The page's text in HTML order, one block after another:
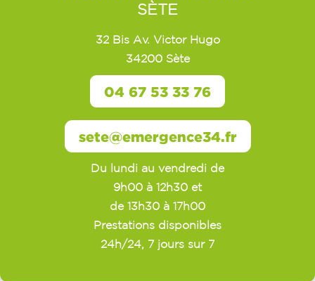
SÈTE
32 Bis Av. Victor Hugo
34200 Sète
Du lundi au vendredi de
9h00 à 12h30 et
de 13h30 à 17h00
Prestations disponibles
24h/24, 7 jours sur 7
sete@emergence34.fr
04 67 53 33 76